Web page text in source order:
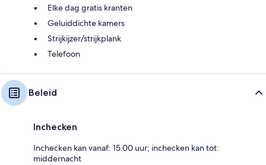
Elke dag gratis kranten
Geluiddichte kamers
Strijkijzer/strijkplank
Telefoon
Beleid
Inchecken
Inchecken kan vanaf: 15.00 uur; inchecken kan tot:
middernacht